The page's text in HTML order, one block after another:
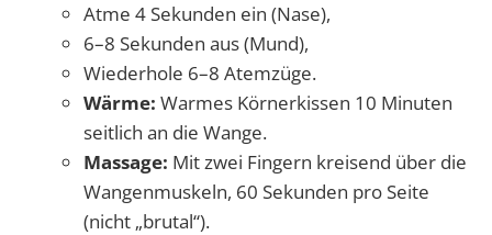
Atme 4 Sekunden ein (Nase),
6–8 Sekunden aus (Mund),
Wiederhole 6–8 Atemzüge.
Wärme: Warmes Körnerkissen 10 Minuten
seitlich an die Wange.
Massage: Mit zwei Fingern kreisend über die
Wangenmuskeln, 60 Sekunden pro Seite
(nicht „brutal“).